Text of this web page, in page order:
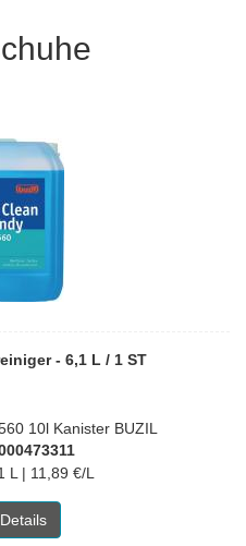
- 6,1 L / 1 ST
10l Kanister BUZIL
L | 11,89 €/L
Details